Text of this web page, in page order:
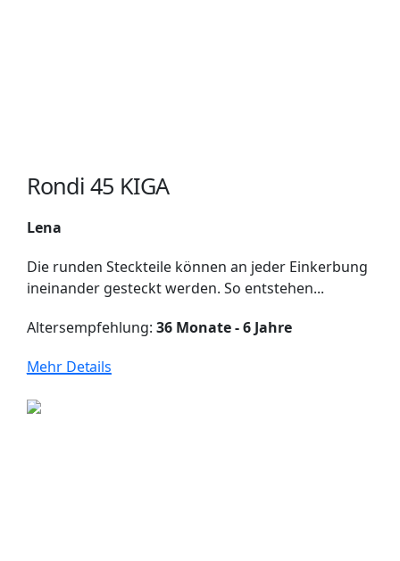
Rondi 45 KIGA
Lena
Die runden Steckteile können an jeder Einkerbung
ineinander gesteckt werden. So entstehen...
Altersempfehlung: 36 Monate - 6 Jahre
Mehr Details